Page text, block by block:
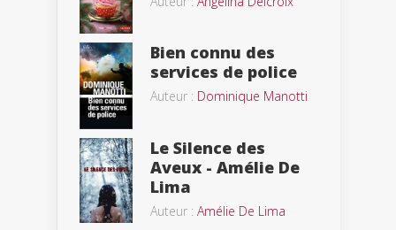
Bien connu des
services de police
Auteur : Dominique Manotti
Le Silence des
Aveux - Amélie De
Lima
Auteur : Amélie De Lima